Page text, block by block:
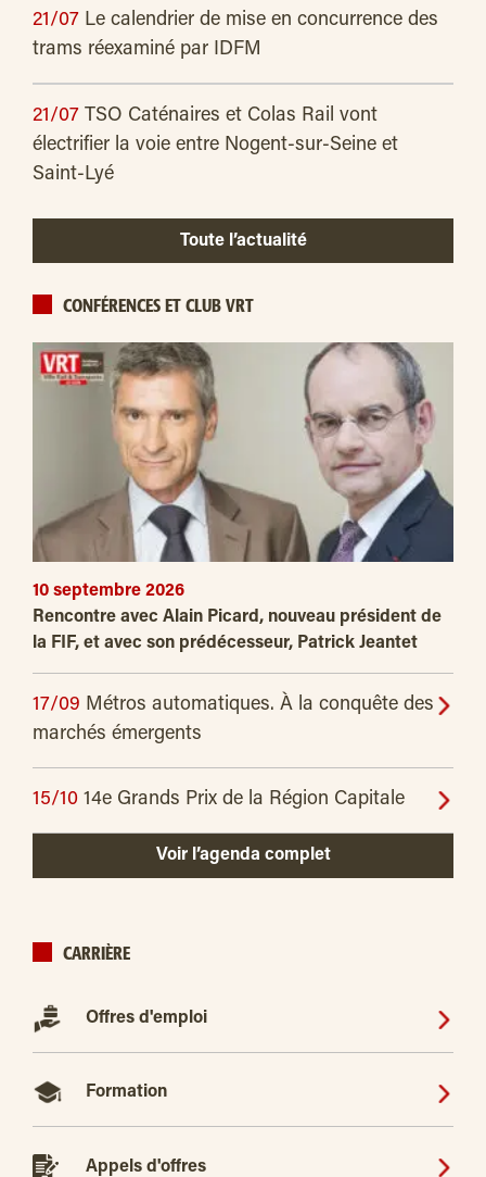
21/07 Le calendrier de mise en concurrence des
trams réexaminé par IDFM
21/07 TSO Caténaires et Colas Rail vont
électrifier la voie entre Nogent-sur-Seine et
Saint-Lyé
Toute l’actualité
CONFÉRENCES ET CLUB VRT
10 septembre 2026
Rencontre avec Alain Picard, nouveau président de
la FIF, et avec son prédécesseur, Patrick Jeantet
17/09 Métros automatiques. À la conquête des
marchés émergents
15/10 14e Grands Prix de la Région Capitale
Voir l’agenda complet
CARRIÈRE
Offres d'emploi
Formation
Appels d'offres